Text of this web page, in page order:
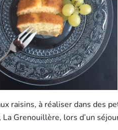
raisins, à réaliser dans des
La Grenouillère, lors d’un